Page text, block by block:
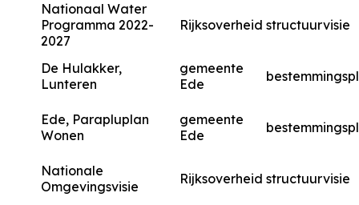
Nationaal Water
Programma 2022-
2027
Rijksoverheid structuurvisie
De Hulakker,
Lunteren
gemeente
Ede
Ede, Parapluplan
Wonen
gemeente
Ede
Nationale
Omgevingsvisie
Rijksoverheid structuurvisie